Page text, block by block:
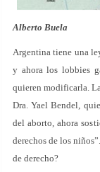
Alberto Buela
Argentina tiene una
y ahora los lobbies
quieren modificarla.
Dra. Yael Bendel,
del aborto, ahora
derechos de los
de derecho?